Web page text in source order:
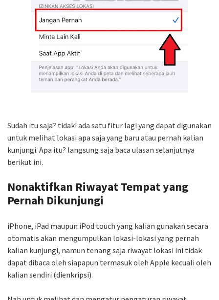
Sudah itu saja? tidak! ada satu fitur lagi yang dapat digunakan
untuk melihat lokasi apa saja yang baru atau pernah kalian
kunjungi. Apa itu? langsung saja baca ulasan selanjutnya
berikut ini.
Nonaktifkan Riwayat Tempat yang
Pernah Dikunjungi
iPhone, iPad maupun iPod touch yang kalian gunakan secara
otomatis akan mengumpulkan lokasi-lokasi yang pernah
kalian kunjungi, namun tenang saja riwayat lokasi ini tidak
dapat dibaca oleh siapapun termasuk oleh Apple kecuali oleh
kalian sendiri (dienkripsi).